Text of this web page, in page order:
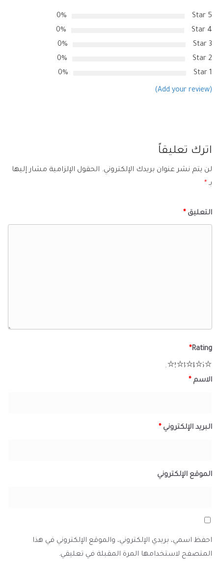
5 Star
0%
4 Star
0%
3 Star
0%
2 Star
0%
1 Star
0%
(Add your review)
اترك تعليقاً
لن يتم نشر عنوان بريدك الإلكتروني. الحقول الإلزامية مشار إليها
بـ *
التعليق *
Rating
*
5
4
3
2
الاسم *
البريد الإلكتروني *
الموقع الإلكتروني
احفظ اسمي، بريدي الإلكتروني، والموقع الإلكتروني في هذا
المتصفح لاستخدامها المرة المقبلة في تعليقي.